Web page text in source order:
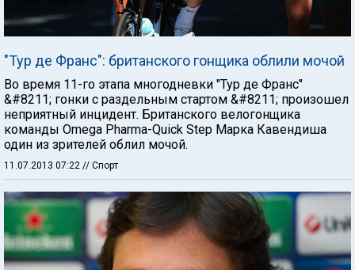
"Тур де Франс": британского гонщика облили мочой
Во время 11-го этапа многодневки "Тур де Франс"
&#8211; гонки с раздельным стартом &#8211; произошел
неприятный инцидент. Британского велогонщика
команды Omega Pharma-Quick Step Марка Кавендиша
один из зрителей облил мочой.
11.07.2013 07:22 // Спорт